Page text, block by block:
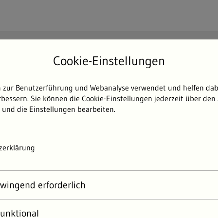
Themen Umweltdaten
App
Cookie-Einstellungen
zur Benutzerführung und Webanalyse verwendet und helfen
Sie können die Cookie-Einstellungen jederzeit über
und die Einstellungen bearbeiten.
erforderlich